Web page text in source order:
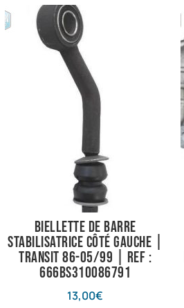
Biellette de barre
stabilisatrice côté gauche |
Transit 86-05/99 | Ref :
666BS310086791
13,00€